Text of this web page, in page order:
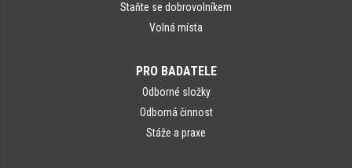
Staňte se dobrovolníkem
Volná místa
PRO BADATELE
Odborné složky
Odborná činnost
Stáže a praxe